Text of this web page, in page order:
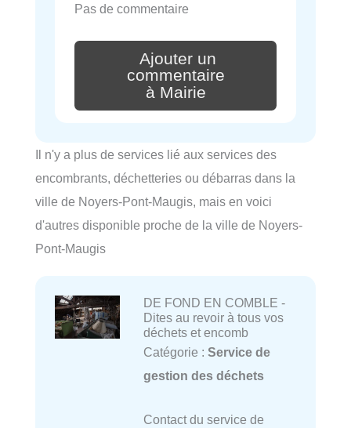
Pas de commentaire
Ajouter un
commentaire
à Mairie
Il n'y a plus de services lié aux services des
encombrants, déchetteries ou débarras dans la
ville de Noyers-Pont-Maugis, mais en voici
d'autres disponible proche de la ville de Noyers-
Pont-Maugis
DE FOND EN COMBLE -
Dites au revoir à tous vos
déchets et encomb
Catégorie : Service de
gestion des déchets
Contact du service de